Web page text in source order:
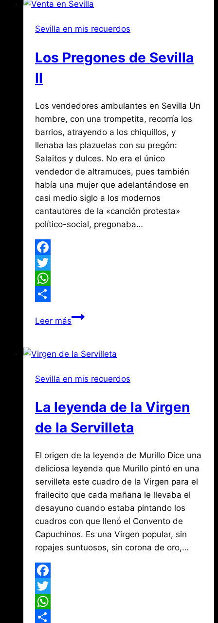
Sevilla
Sevilla en mis recuerdos
Los Pregones de Sevilla
II
PorJose
María
de
Mena
julio
6,
2017agosto
3,
2026
Los vendedores ambulantes en Sevilla Un
hombre, con una trompetita, recorría los
barrios, atrayendo a los chiquillos, y
llenaba las plazuelas con su pregón:
Salaitos y dulces. No era el único
vendedor de altramuces, pues también
había una mujer que adelantándose en
casi medio siglo a los modernos
cantautores de la «canción protesta»
político-social, pregonaba…
Facebook
Twitter
WhatsApp
Leer másLos
Sevilla
Sevilla en mis recuerdos
La leyenda de la Virgen
de la Servilleta
PorJose
María
de
Mena
noviembre
18,
2017agosto
3,
2026
El origen de la leyenda de Murillo Dice una
deliciosa leyenda que Murillo pintó en una
servilleta este cuadro de la Virgen para el
frailecito que cada mañana le llevaba el
desayuno cuando estaba pintando los
cuadros con que llenó el Convento de
Capuchinos. Es una Virgen popular, sin
ropajes suntuosos, sin corona de oro,…
Facebook
Twitter
WhatsApp